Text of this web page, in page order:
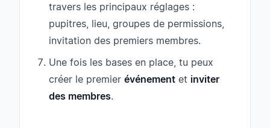
travers les principaux réglages :
pupitres, lieu, groupes de permissions,
invitation des premiers membres.
Une fois les bases en place, tu peux
créer le premier événement et inviter
des membres.